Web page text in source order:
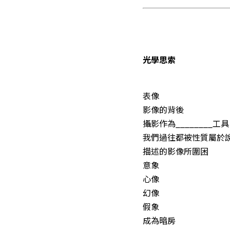
光學思索
表像
影像的背後
攝影作為________工具
我們過往都被性質屬於
描述的影像所圍困
意象
心像
幻像
假象
成為暗房